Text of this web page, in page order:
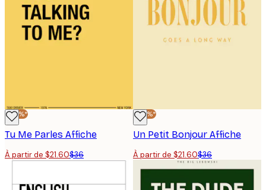
-40%*
Tu Me Parles Affiche
À partir de $21.60$36
-40%*
Un Petit Bonjour Affiche
À partir de $21.60$36